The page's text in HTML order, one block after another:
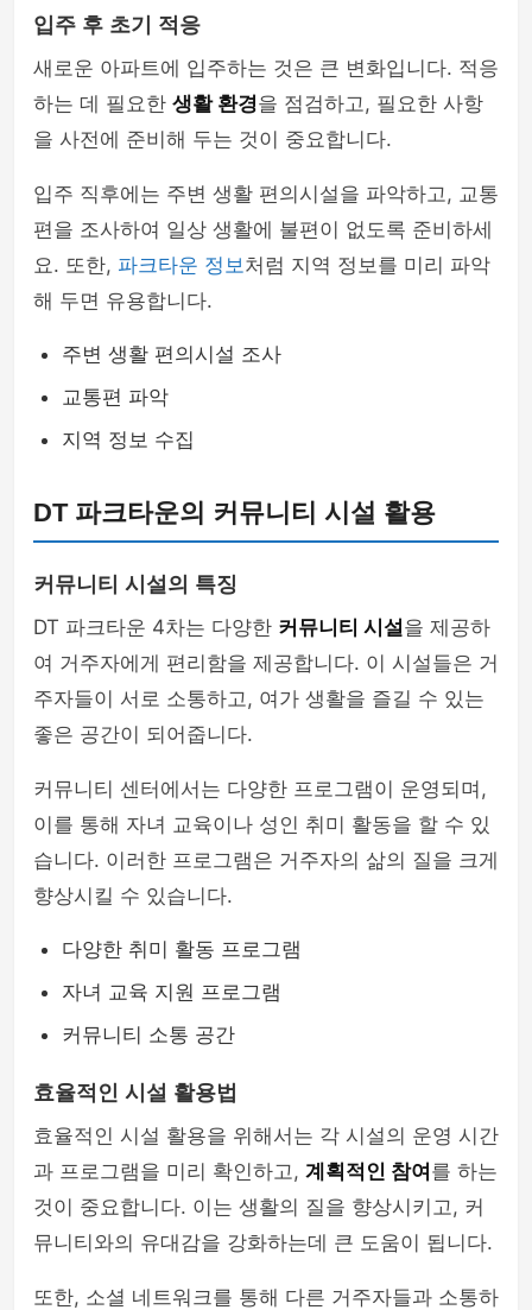
입주 후 초기 적응
새로운 아파트에 입주하는 것은 큰 변화입니다. 적응
하는 데 필요한 생활 환경을 점검하고, 필요한 사항
을 사전에 준비해 두는 것이 중요합니다.
입주 직후에는 주변 생활 편의시설을 파악하고, 교통
편을 조사하여 일상 생활에 불편이 없도록 준비하세
요. 또한, 파크타운 정보처럼 지역 정보를 미리 파악
해 두면 유용합니다.
주변 생활 편의시설 조사
교통편 파악
지역 정보 수집
DT 파크타운의 커뮤니티 시설 활용
커뮤니티 시설의 특징
DT 파크타운 4차는 다양한 커뮤니티 시설을 제공하
여 거주자에게 편리함을 제공합니다. 이 시설들은 거
주자들이 서로 소통하고, 여가 생활을 즐길 수 있는
좋은 공간이 되어줍니다.
커뮤니티 센터에서는 다양한 프로그램이 운영되며,
이를 통해 자녀 교육이나 성인 취미 활동을 할 수 있
습니다. 이러한 프로그램은 거주자의 삶의 질을 크게
향상시킬 수 있습니다.
다양한 취미 활동 프로그램
자녀 교육 지원 프로그램
커뮤니티 소통 공간
효율적인 시설 활용법
효율적인 시설 활용을 위해서는 각 시설의 운영 시간
과 프로그램을 미리 확인하고, 계획적인 참여 를 하는
것이 중요합니다. 이는 생활의 질을 향상시키고, 커
뮤니티와의 유대감을 강화하는데 큰 도움이 됩니다.
또한, 소셜 네트워크를 통해 다른 거주자들과 소통하